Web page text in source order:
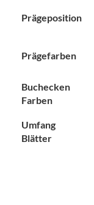
Prägeposition
Prägefarben
Buchecken
Farben
Umfang
Blätter